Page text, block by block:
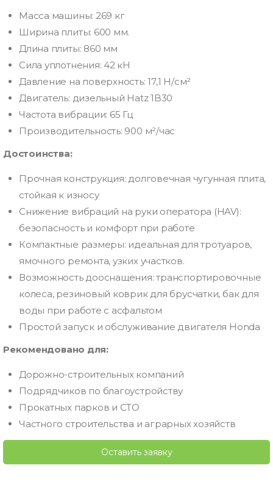
Масса машины: 269 кг
Ширина плиты: 600 мм.
Длина плиты: 860 мм
Сила уплотнения: 42 кН
Давление на поверхность: 17,1 Н/см²
Двигатель: дизельный Hatz 1B30
Частота вибрации: 65 Гц
Производительность: 900 м²/час
Достоинства:
Прочная конструкция: долговечная чугунная плита,
стойкая к износу
Снижение вибраций на руки оператора (HAV):
безопасность и комфорт при работе
Компактные размеры: идеальная для тротуаров,
ямочного ремонта, узких участков.
Возможность дооснащения: транспортировочные
колеса, резиновый коврик для брусчатки, бак для
воды при работе с асфальтом
Простой запуск и обслуживание двигателя Honda
Рекомендовано для:
Дорожно-строительных компаний
Подрядчиков по благоустройству
Прокатных парков и СТО
Частного строительства и аграрных хозяйств
Оставить заявку